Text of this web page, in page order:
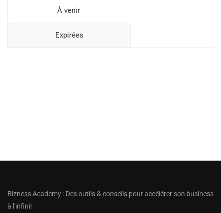
À venir
Expirées
Bizness Academy : Des outils & conseils pour accélérer son business
à l'infini!